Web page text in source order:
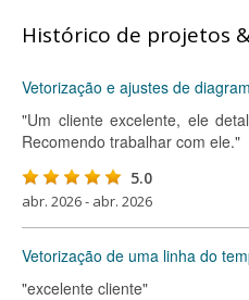
Histórico de projetos
Vetorização e ajustes de
"Um cliente excelente, ele
Recomendo trabalhar com ele."
5.0
abr. 2026 - abr. 2026
Vetorização de uma linha do
"excelente cliente"